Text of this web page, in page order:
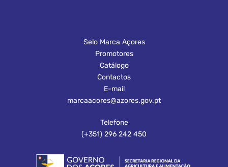
Selo Marca Açores
Promotores
Catálogo
Contactos
E-mail
marcaacores@azores.gov.pt
Telefone
(+351) 296 242 450